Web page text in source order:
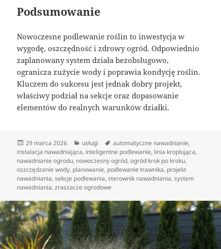
Podsumowanie
Nowoczesne podlewanie roślin to inwestycja w
wygodę, oszczędność i zdrowy ogród. Odpowiednio
zaplanowany system działa bezobsługowo,
ogranicza zużycie wody i poprawia kondycję roślin.
Kluczem do sukcesu jest jednak dobry projekt,
właściwy podział na sekcje oraz dopasowanie
elementów do realnych warunków działki.
Data
publikacji
29 marca 2026 Kategorie
usługi Tagi
automatyczne nawadnianie,
instalacja nawadniająca, inteligentne podlewanie, linia kroplująca,
nawadnianie ogrodu, nowoczesny ogród,ogród krok po kroku,
oszczędzanie wody, planowanie, podlewanie trawnika, projekt
nawadniania,sekcje podlewania,sterownik nawadniania,system
nawadniania,zraszacze ogrodowe